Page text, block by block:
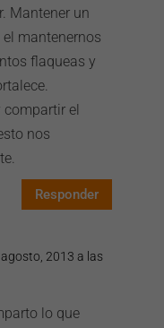
Mantener un
mantenernos
flaqueas y
compartir el
nos
Responder
agosto, 2013 a las
lo que